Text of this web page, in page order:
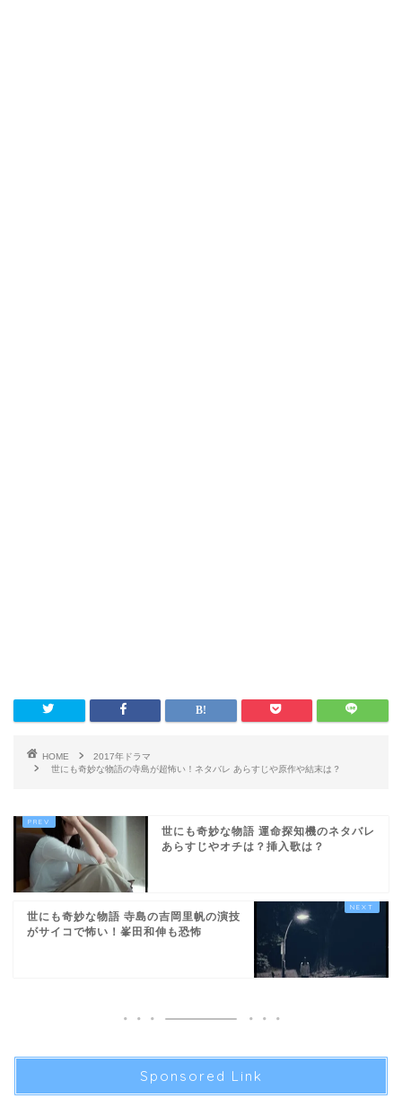
HOME
2017年ドラマ
世にも奇妙な物語の寺島が超怖い！ネタバレ あらすじや原作や結末は？
世にも奇妙な物語 運命探知機のネタバレ
あらすじやオチは？挿入歌は？
世にも奇妙な物語 寺島の吉岡里帆の演技
がサイコで怖い！峯田和伸も恐怖
Sponsored Link